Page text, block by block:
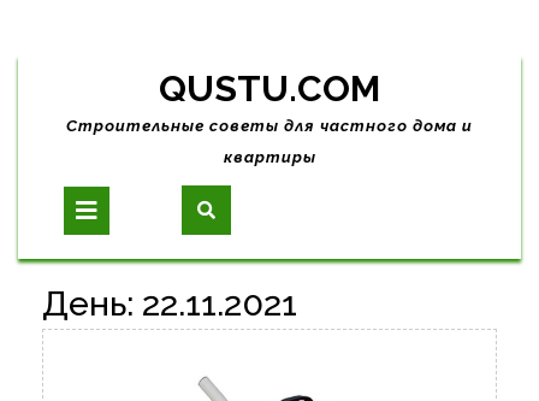
Skip
content
QUSTU.COM
Строительные советы для частного дома и
квартиры
Open
Button
День: 22.11.2021